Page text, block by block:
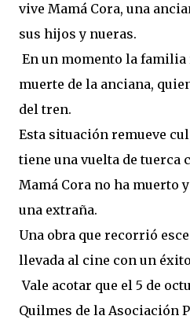
vive Mamá Cora, una
sus hijos y nueras.
En un momento la
muerte de la anciana,
del tren.
Esta situación remueve
tiene una vuelta de tuerca
Mamá Cora no ha muerto
una extraña.
Una obra que recorrió
llevada al cine con un
Vale acotar que el 5 de
Quilmes de la Asociación